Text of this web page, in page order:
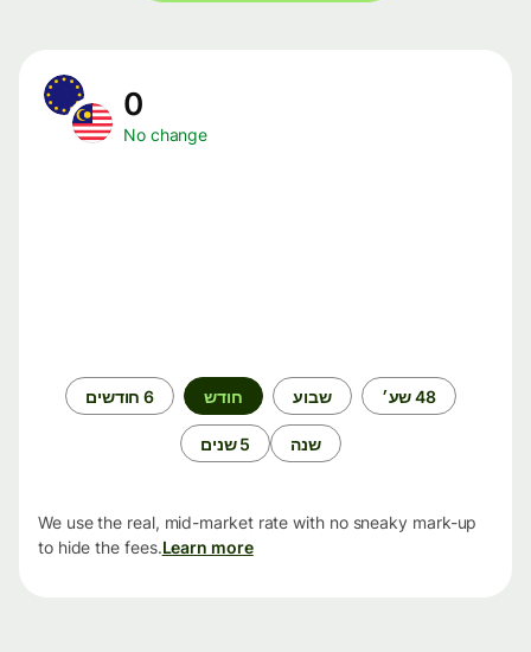
No change
48 שע׳ שבוע חודש 6 חודשים
שנה 5 שנים
We use the real, mid-market rate with no sneaky mark-up
to hide the fees.Learn more